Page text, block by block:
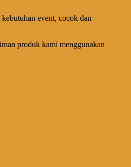
event, cocok dan
produk kami menggunakan